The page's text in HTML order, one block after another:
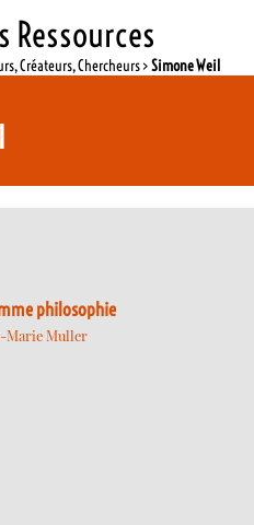
Ressources
Créateurs, Chercheurs >Simone Weil
philosophie
Marie Muller